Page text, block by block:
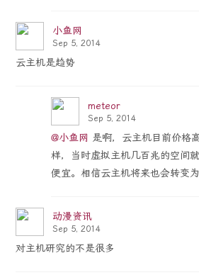
小鱼网
Sep 5, 2014
云主机是趋势
meteor
Sep 5, 2014
@小鱼网 是啊，云主机目前价格
样，当时虚拟主机几百兆的空间
便宜。相信云主机将来也会转变为
动漫资讯
Sep 5, 2014
对主机研究的不是很多